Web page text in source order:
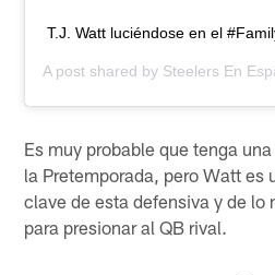
T.J. Watt luciéndose en el
A post shared by Steelers En
Es muy probable que tenga
la Pretemporada, pero Watt es
clave de esta defensiva y de lo
para presionar al QB rival.